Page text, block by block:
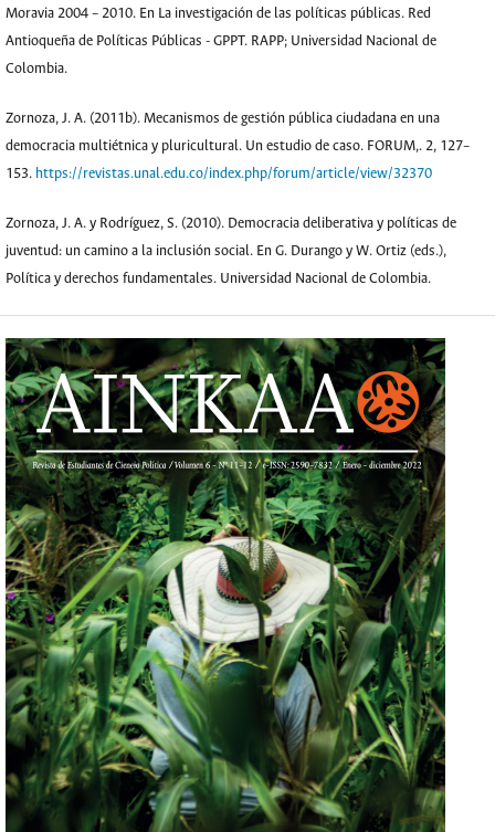
Moravia 2004 – 2010. En La investigación de las políticas públicas. Red
Antioqueña de Políticas Públicas - GPPT. RAPP; Universidad Nacional de
Colombia.
Zornoza, J. A. (2011b). Mecanismos de gestión pública ciudadana en una
democracia multiétnica y pluricultural. Un estudio de caso. FORUM,. 2, 127–
153. https://revistas.unal.edu.co/index.php/forum/article/view/32370
Zornoza, J. A. y Rodríguez, S. (2010). Democracia deliberativa y políticas de
juventud: un camino a la inclusión social. En G. Durango y W. Ortiz (eds.),
Política y derechos fundamentales. Universidad Nacional de Colombia.